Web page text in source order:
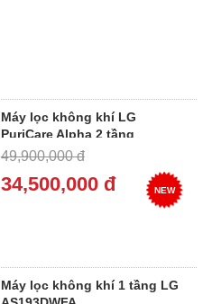
Máy lọc không khí LG
PuriCare Alpha 2 tầng
AS352NS2A
49,900,000 đ
34,500,000 đ NEW
Máy lọc không khí 1 tầng LG